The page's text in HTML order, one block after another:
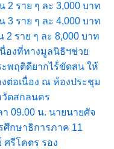
2 ราย ๆ ละ 3,000 บาท
3 ราย ๆ ละ 4,000 บาท
ราย ๆ ละ 8,000 บาท
องที่ทางมูลนิธิฯช่วย
ะพฤติดียากไร้่ขัดสน ให้
ต่อเนื่อง ณ ห้องประชุม
วัดสกลนคร
09.00 น. นายนายศัจ
กษาธิการภาค 11
ศรีโคตร รอง